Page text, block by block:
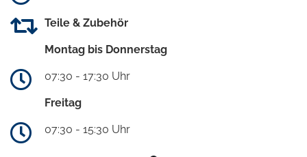
Teile & Zubehör
Montag bis Donnerstag
07:30 - 17:30 Uhr
Freitag
07:30 - 15:30 Uhr